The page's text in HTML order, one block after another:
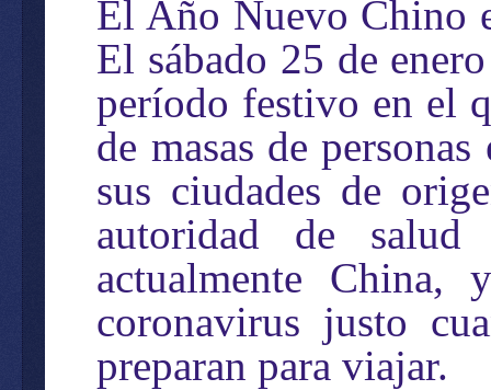
El Año Nuevo Chino
El sábado 25 de
período festivo en el
de masas de
sus ciudades de
autoridad de
actualmente
coronavirus justo
preparan para viajar.